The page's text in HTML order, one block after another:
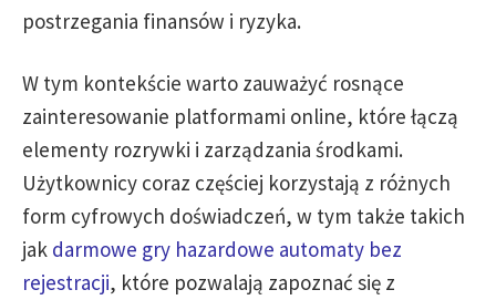
postrzegania finansów i ryzyka.
W tym kontekście warto zauważyć rosnące
zainteresowanie platformami online, które łączą
elementy rozrywki i zarządzania środkami.
Użytkownicy coraz częściej korzystają z różnych
form cyfrowych doświadczeń, w tym także takich
jak darmowe gry hazardowe automaty bez
rejestracji, które pozwalają zapoznać się z